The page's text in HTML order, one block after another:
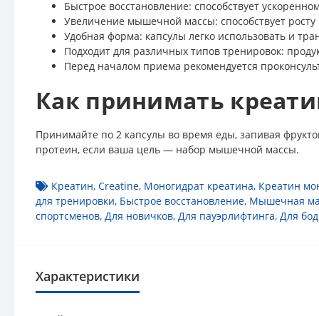
Быстрое восстановление: способствует
Увеличение мышечной массы: способствует
Удобная форма: капсулы легко использовать и
Подходит для различных типов тренировок:
Перед началом приема рекомендуется
Как принимать
Принимайте по 2 капсулы во время еды, запивая
протеин, если ваша цель — набор мышечной массы.
Креатин, Creatine, Моногидрат креатина, Креатин
для тренировки, Быстрое восстановление, Мышечная
спортсменов, Для новичков, Для пауэрлифтинга, Для
Характеристики